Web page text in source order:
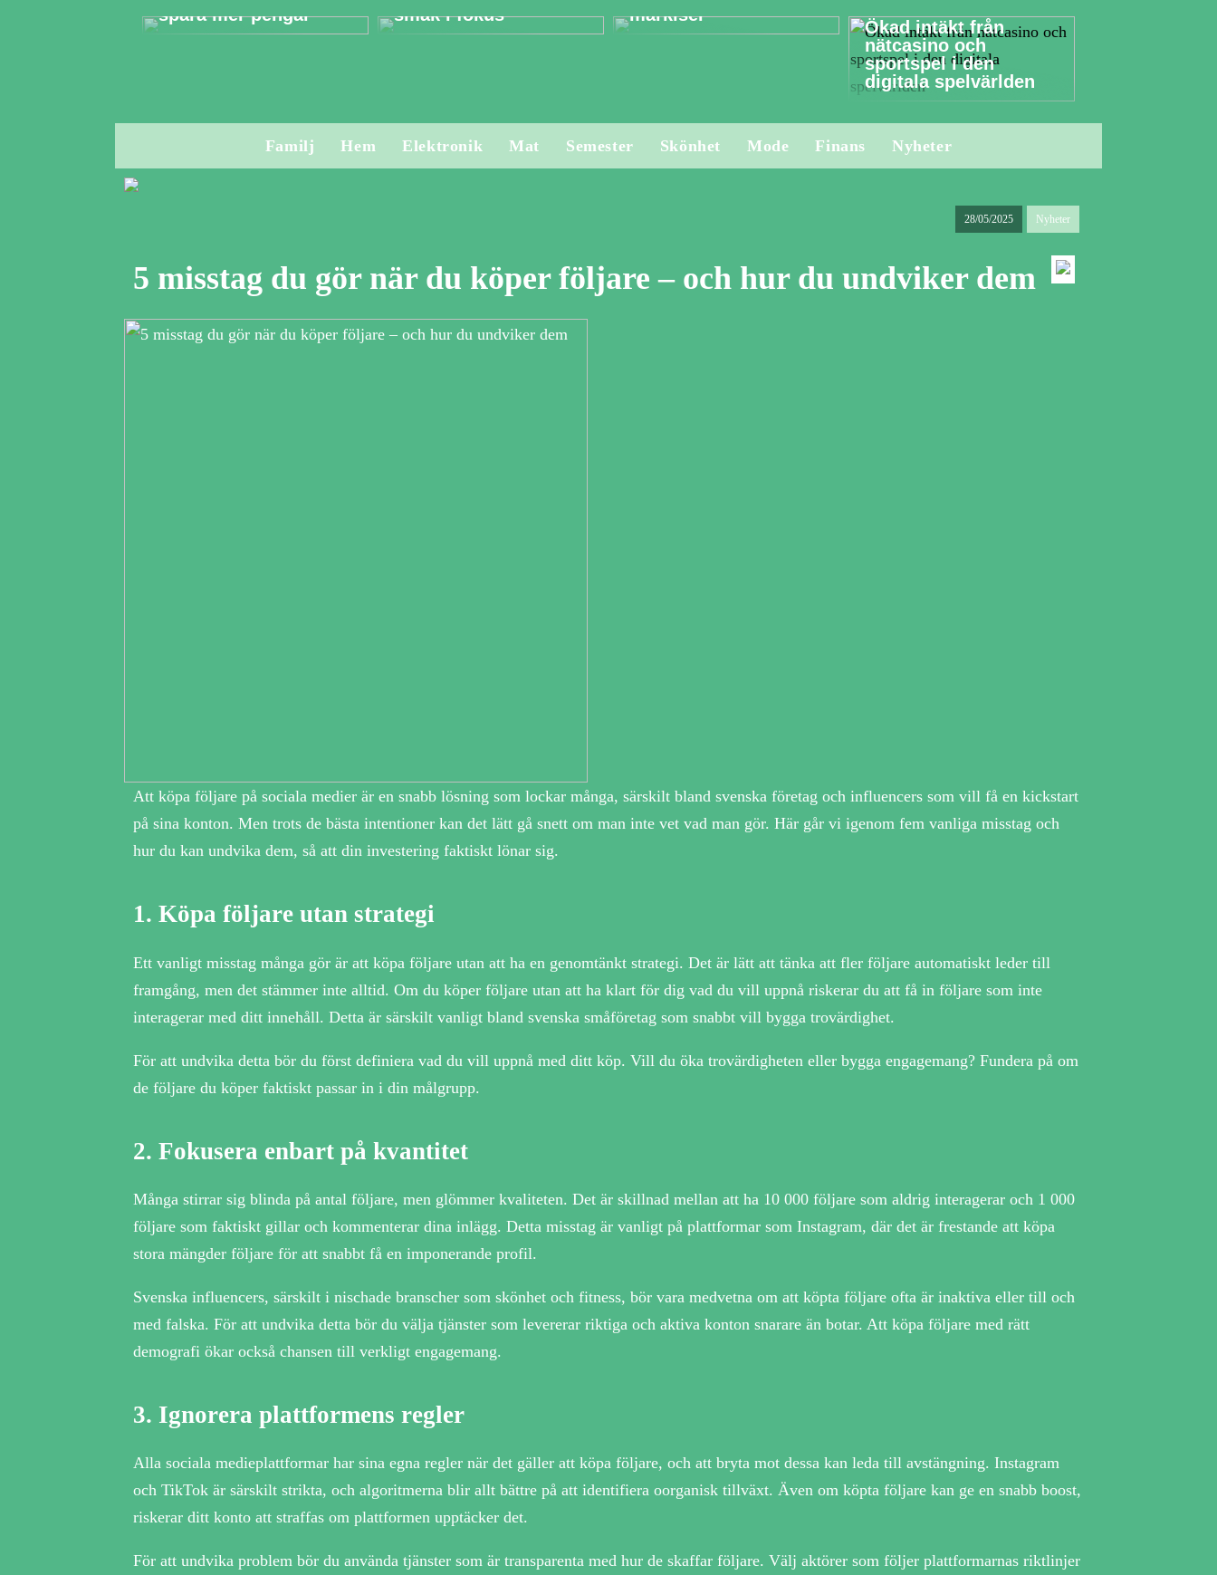
spara mer pengar
smak i fokus
markiser
Ökad intäkt från
nätcasino och
sportspel i den
digitala spelvärlden
Familj Hem Elektronik Mat Semester Skönhet Mode Finans Nyheter
28/05/2025 Nyheter
5 misstag du gör när du köper följare – och hur du undviker dem
Att köpa följare på sociala medier är en snabb lösning som lockar många, särskilt bland svenska företag och influencers som vill få en kickstart
på sina konton. Men trots de bästa intentioner kan det lätt gå snett om man inte vet vad man gör. Här går vi igenom fem vanliga misstag och
hur du kan undvika dem, så att din investering faktiskt lönar sig.
1. Köpa följare utan strategi
Ett vanligt misstag många gör är att köpa följare utan att ha en genomtänkt strategi. Det är lätt att tänka att fler följare automatiskt leder till
framgång, men det stämmer inte alltid. Om du köper följare utan att ha klart för dig vad du vill uppnå riskerar du att få in följare som inte
interagerar med ditt innehåll. Detta är särskilt vanligt bland svenska småföretag som snabbt vill bygga trovärdighet.
För att undvika detta bör du först definiera vad du vill uppnå med ditt köp. Vill du öka trovärdigheten eller bygga engagemang? Fundera på om
de följare du köper faktiskt passar in i din målgrupp.
2. Fokusera enbart på kvantitet
Många stirrar sig blinda på antal följare, men glömmer kvaliteten. Det är skillnad mellan att ha 10 000 följare som aldrig interagerar och 1 000
följare som faktiskt gillar och kommenterar dina inlägg. Detta misstag är vanligt på plattformar som Instagram, där det är frestande att köpa
stora mängder följare för att snabbt få en imponerande profil.
Svenska influencers, särskilt i nischade branscher som skönhet och fitness, bör vara medvetna om att köpta följare ofta är inaktiva eller till och
med falska. För att undvika detta bör du välja tjänster som levererar riktiga och aktiva konton snarare än botar. Att köpa följare med rätt
demografi ökar också chansen till verkligt engagemang.
3. Ignorera plattformens regler
Alla sociala medieplattformar har sina egna regler när det gäller att köpa följare, och att bryta mot dessa kan leda till avstängning. Instagram
och TikTok är särskilt strikta, och algoritmerna blir allt bättre på att identifiera oorganisk tillväxt. Även om köpta följare kan ge en snabb boost,
riskerar ditt konto att straffas om plattformen upptäcker det.
För att undvika problem bör du använda tjänster som är transparenta med hur de skaffar följare. Välj aktörer som följer plattformarnas riktlinjer